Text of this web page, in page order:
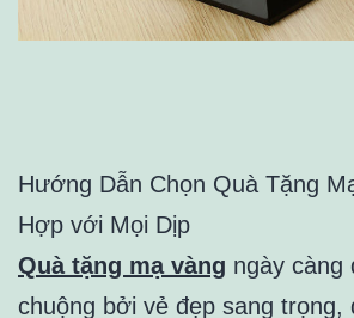
Hướng Dẫn Chọn Quà Tặng
Hợp với Mọi Dịp
Quà tặng mạ vàng ngày
chuộng bởi vẻ đẹp sang trọng,